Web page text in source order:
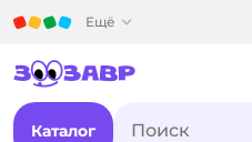
Ещё
Каталог